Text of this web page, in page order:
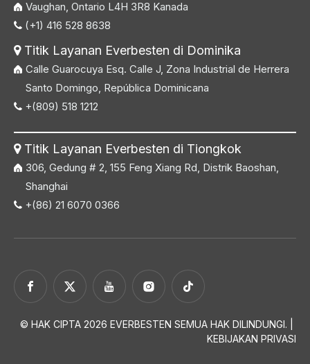
Vaughan, Ontario L4H 3R8 Kanada
 (+1) 416 528 8638
Titik Layanan Everbesten di Dominika
Calle Guarocuya Esq. Calle J, Zona Industrial de Herrera
Santo Domingo, República Dominicana
 +(809) 518 1212
Titik Layanan Everbesten di Tiongkok
306, Gedung # 2, 155 Feng Xiang Rd, Distrik Baoshan,
Shanghai
 +(86) 21 6070 0366
© HAK CIPTA 2026 EVERBESTEN SEMUA HAK DILINDUNGI. |
KEBIJAKAN PRIVASI